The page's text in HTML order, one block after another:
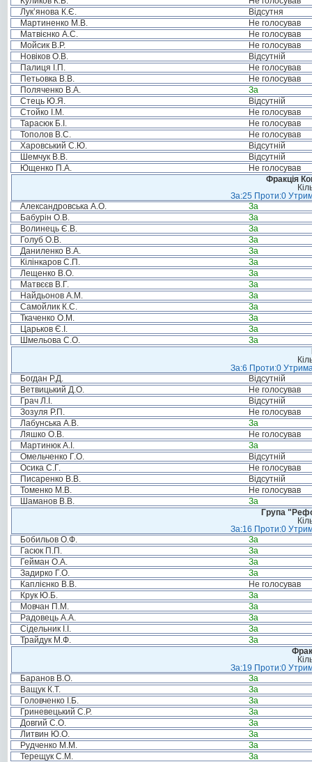
Лук’янова К.Є.
Відсутня
Мартиненко М.В.
Не голосував
Матвієнко А.С.
Не голосував
Мойсик В.Р.
Не голосував
Новіков О.В.
Відсутній
Палиця І.П.
Не голосував
Петьовка В.В.
Не голосував
Поляченко В.А.
За
Стець Ю.Я.
Відсутній
Стойко І.М.
Не голосував
Тарасюк Б.І.
Не голосував
Тополов В.С.
Не голосував
Харовський С.Ю.
Відсутній
Шемчук В.В.
Відсутній
Ющенко П.А.
Не голосував
Фракція
За:25 Проти:0
Александровська А.О.
За
Бабурін О.В.
За
Волинець Є.В.
За
Голуб О.В.
За
Даниленко В.А.
За
Кілінкаров С.П.
За
Лещенко В.О.
За
Матвєєв В.Г.
За
Найдьонов А.М.
За
Самойлик К.С.
За
Ткаченко О.М.
За
Царьков Є.І.
За
Шмельова С.О.
За
За:6 Проти:0
Богдан Р.Д.
Відсутній
Ветвицький Д.О.
Не голосував
Грач Л.І.
Відсутній
Зозуля Р.П.
Не голосував
Лабунська А.В.
За
Ляшко О.В.
Не голосував
Мартинюк А.І.
За
Омельченко Г.О.
Відсутній
Осика С.Г.
Не голосував
Писаренко В.В.
Відсутній
Томенко М.В.
Не голосував
Шаманов В.В.
За
Група
За:16 Проти:0
Бобильов О.Ф.
За
Гасюк П.П.
За
Гейман О.А.
За
Задирко Г.О.
За
Каплієнко В.В.
Не голосував
Крук Ю.Б.
За
Мовчан П.М.
За
Радовець А.А.
За
Сідельник І.І.
За
Трайдук М.Ф.
За
За:19 Проти:0
Баранов В.О.
За
Ващук К.Т.
За
Головченко І.Б.
За
Гриневецький С.Р.
За
Довгий С.О.
За
Литвин Ю.О.
За
Рудченко М.М.
За
Терещук С.М.
За